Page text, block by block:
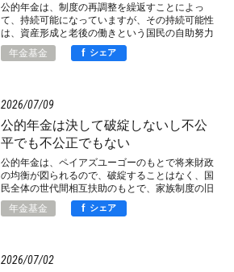
公的年金は、制度の再調整を繰返すことによっ
て、持続可能になっていますが、その持続可能性
は、資産形成と老後の働きという国民の自助努力
によって、更に高まるわけです。
年金基金 f シェア
2026 07 09
公的年金は決して破綻しないし不公
平でも不公正でもない
公的年金は、ペイアズユーゴーのもとで将来財政
の均衡が図られるので、破綻することはなく、国
民全体の世代間相互扶助のもとで、家族制度の旧
弊を打破したのではないか。
年金基金 f シェア
2026 07 02